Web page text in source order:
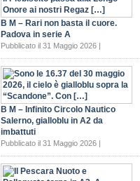
B M – Rari non basta il cuore.
Padova in serie A
Pubblicato il 31 Maggio 2026 |
B M – Infinito Circolo Nautico
Salerno, gialloblu in A2 da
imbattuti
Pubblicato il 31 Maggio 2026 |